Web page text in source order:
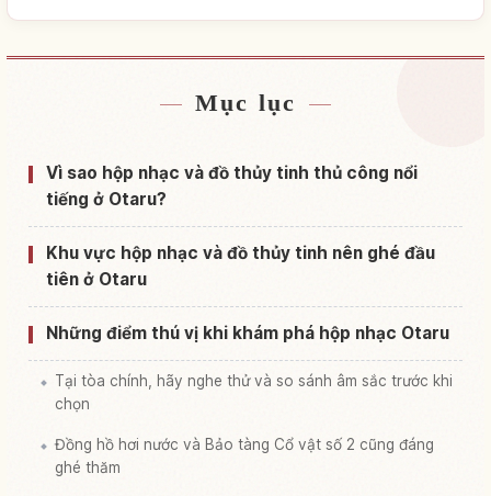
Tìm chỗ ở gần Otaru Orugooru Dou Honkan
Tìm trải nghiệm tại Otaru Orugooru Dou Honkan
Mục lục
Vì sao hộp nhạc và đồ thủy tinh thủ công nổi
tiếng ở Otaru?
Khu vực hộp nhạc và đồ thủy tinh nên ghé đầu
tiên ở Otaru
Những điểm thú vị khi khám phá hộp nhạc Otaru
Tại tòa chính, hãy nghe thử và so sánh âm sắc trước khi
chọn
Đồng hồ hơi nước và Bảo tàng Cổ vật số 2 cũng đáng
ghé thăm